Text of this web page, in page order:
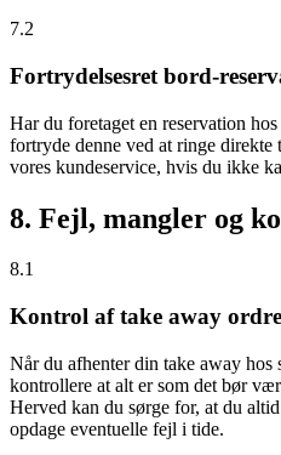
7.2
Fortrydelsesret bord-
Har du foretaget en reservation
fortryde denne ved at ringe direkte
vores kundeservice, hvis du ikke
8. Fejl, mangler og
8.1
Kontrol af take away
Når du afhenter din take away hos
kontrollere at alt er som det bør
Herved kan du sørge for, at du
opdage eventuelle fejl i tide.